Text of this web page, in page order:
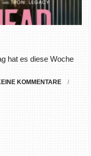
hat es diese Woche
KOMMENTARE